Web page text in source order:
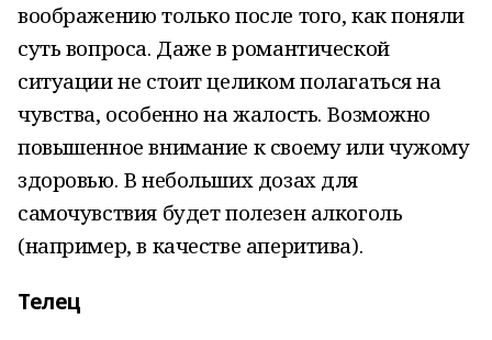
воображению только после того, как поняли
суть вопроса. Даже в романтической
ситуации не стоит целиком полагаться на
чувства, особенно на жалость. Возможно
повышенное внимание к своему или чужому
здоровью. В небольших дозах для
самочувствия будет полезен алкоголь
(например, в качестве аперитива).
Телец